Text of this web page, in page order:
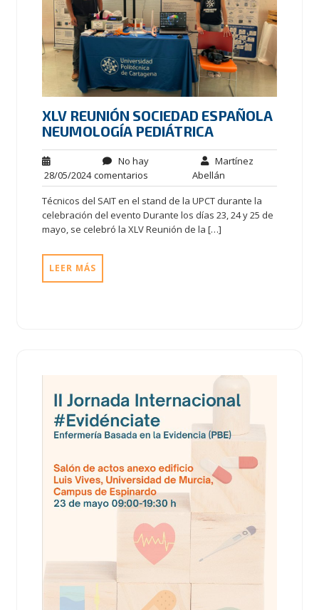
XLV REUNIÓN SOCIEDAD ESPAÑOLA
NEUMOLOGÍA PEDIÁTRICA
28/05/2024
No hay
comentarios
Martínez
Abellán
Técnicos del SAIT en el stand de la UPCT durante la
celebración del evento Durante los días 23, 24 y 25 de
mayo, se celebró la XLV Reunión de la […]
LEER MÁS